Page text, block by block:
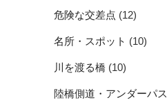
危険な交差点 (12)
名所・スポット (10)
川を渡る橋 (10)
陸橋側道・アンダーパス